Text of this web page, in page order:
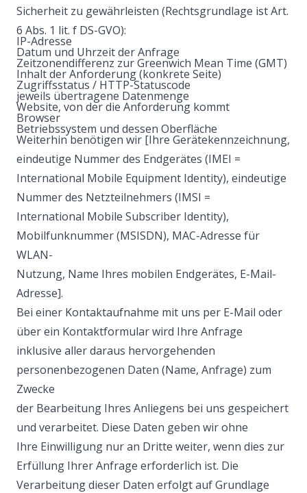
Sicherheit zu gewährleisten (Rechtsgrundlage ist Art.
6 Abs. 1 lit. f DS-GVO):
IP-Adresse
Datum und Uhrzeit der Anfrage
Zeitzonendifferenz zur Greenwich Mean Time (GMT)
Inhalt der Anforderung (konkrete Seite)
Zugriffsstatus / HTTP-Statuscode
jeweils übertragene Datenmenge
Website, von der die Anforderung kommt
Browser
Betriebssystem und dessen Oberfläche
Weiterhin benötigen wir [Ihre Gerätekennzeichnung,
eindeutige Nummer des Endgerätes (IMEI =
International Mobile Equipment Identity), eindeutige
Nummer des Netzteilnehmers (IMSI =
International Mobile Subscriber Identity),
Mobilfunknummer (MSISDN), MAC-Adresse für
WLAN-
Nutzung, Name Ihres mobilen Endgerätes, E-Mail-
Adresse].
Bei einer Kontaktaufnahme mit uns per E-Mail oder
über ein Kontaktformular wird Ihre Anfrage
inklusive aller daraus hervorgehenden
personenbezogenen Daten (Name, Anfrage) zum
Zwecke
der Bearbeitung Ihres Anliegens bei uns gespeichert
und verarbeitet. Diese Daten geben wir ohne
Ihre Einwilligung nur an Dritte weiter, wenn dies zur
Erfüllung Ihrer Anfrage erforderlich ist. Die
Verarbeitung dieser Daten erfolgt auf Grundlage